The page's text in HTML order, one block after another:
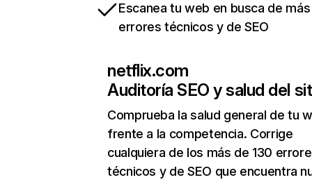
Escanea tu web en busca de
errores técnicos y de SEO
netflix.com
Auditoría SEO y salud del
Comprueba la salud general de tu
frente a la competencia. Corrige
cualquiera de los más de 130
técnicos y de SEO que encuentra